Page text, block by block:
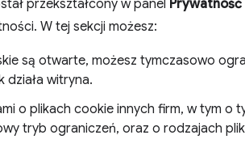
przekształcony w panel
W tej sekcji możesz:
są otwarte, możesz tymczasowo
działa witryna.
o plikach cookie innych firm, w tym o
tryb ograniczeń, oraz o rodzajach